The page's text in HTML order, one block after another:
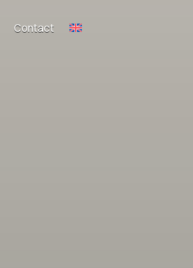
Contact